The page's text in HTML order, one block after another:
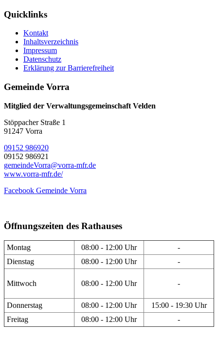
Quicklinks
Kontakt
Inhaltsverzeichnis
Impressum
Datenschutz
Erklärung zur Barrierefreiheit
Gemeinde Vorra
Mitglied der Verwaltungsgemeinschaft Velden
Stöppacher Straße 1
91247 Vorra
09152 986920
09152 986921
gemeindeVorra@vorra-mfr.de
www.vorra-mfr.de/
Facebook Gemeinde Vorra
Öffnungszeiten des Rathauses
Montag 08:00 - 12:00 Uhr
-
Dienstag
08:00 - 12:00 Uhr -
Mittwoch 08:00 - 12:00 Uhr -
Donnerstag 08:00 - 12:00 Uhr
15:00 - 19:30 Uhr
Freitag
08:00 - 12:00 Uhr -